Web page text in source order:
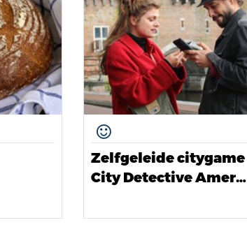
Zelfgeleide citygame
City Detective Amer…